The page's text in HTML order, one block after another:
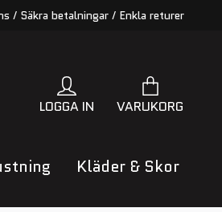
/ Säkra betalningar / Enkla returer
LOGGA IN VARUKORG
Kläder & Skor